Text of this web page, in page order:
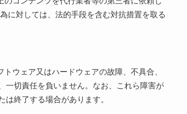
に対しては、法的手段を含む対抗措置を取る
ウェア又はハードウェアの故障、不具合、
一切責任を負いません。なお、これら障害が
終了する場合があります。